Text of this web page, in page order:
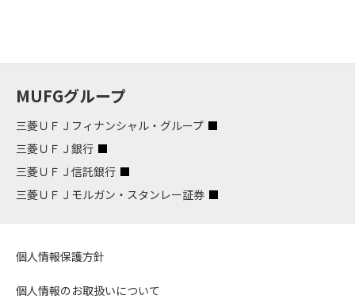
MUFGグループ
三菱ＵＦＪフィナンシャル・グループ
三菱ＵＦＪ銀行
三菱ＵＦＪ信託銀行
三菱ＵＦＪモルガン・スタンレー証券
個人情報保護方針
個人情報のお取扱いについて